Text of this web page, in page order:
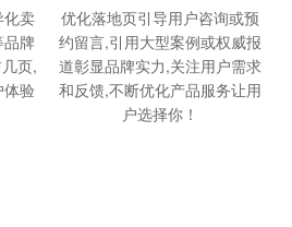
化卖
牌
页,
体验
优化落地页引导用户咨询或预
约留言,引用大型案例或权威报
道彰显品牌实力,关注用户需求
和反馈,不断优化产品服务让用
户选择你！